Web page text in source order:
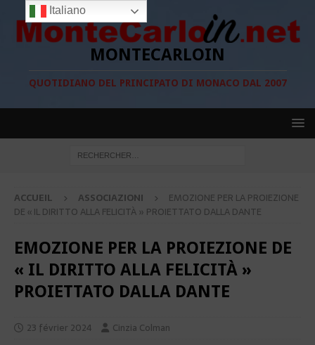
MONTECARLOIN
QUOTIDIANO DEL PRINCIPATO DI MONACO DAL 2007
ACCUEIL ASSOCIAZIONI
EMOZIONE PER LA PROIEZIONE
DE « IL DIRITTO ALLA FELICITÀ » PROIETTATO DALLA DANTE
EMOZIONE PER LA PROIEZIONE DE
« IL DIRITTO ALLA FELICITÀ »
PROIETTATO DALLA DANTE
23 février 2024 Cinzia Colman
Italiano